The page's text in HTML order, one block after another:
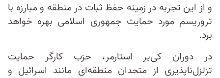
و از این تجربه در زمینه حفظ ثبات در منطقه و مبارزه با
تروریسم مورد حمایت جمهوری اسلامی بهره خواهد
برد.
در دوران کی‌یر استارمر، حزب کارگر حمایت
تزلزل‌ناپذیری از متحدان منطقه‌ای مانند اسرائیل و